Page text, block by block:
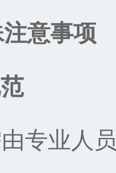
意事项
业人员